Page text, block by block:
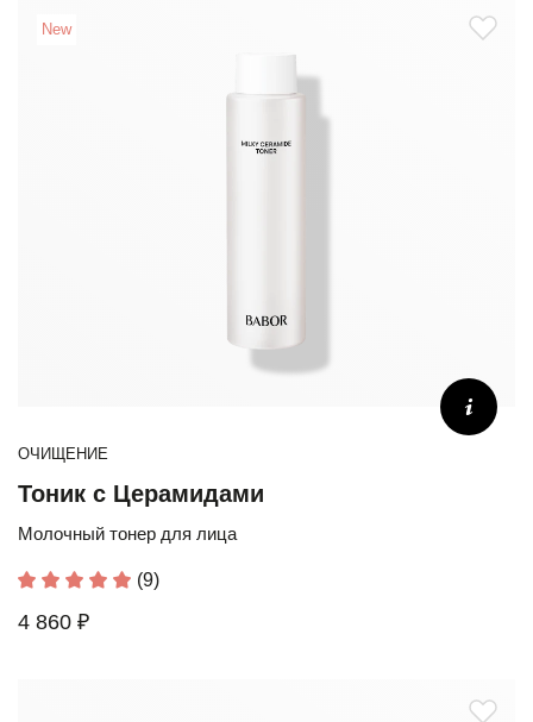
New
ОЧИЩЕНИЕ
Тоник с Церамидами
Молочный тонер для лица
(9)
4 860 ₽